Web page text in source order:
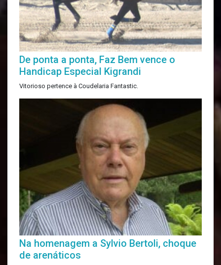
De ponta a ponta, Faz Bem vence o
Handicap Especial Kigrandi
Vitorioso pertence à Coudelaria Fantastic.
Na homenagem a Sylvio Bertoli, choque
de arenáticos